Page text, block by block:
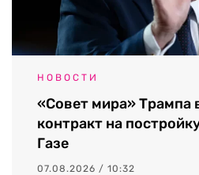
НОВОСТИ
«Совет мира» Трампа
контракт на
Газе
07.08.2026 / 10:32